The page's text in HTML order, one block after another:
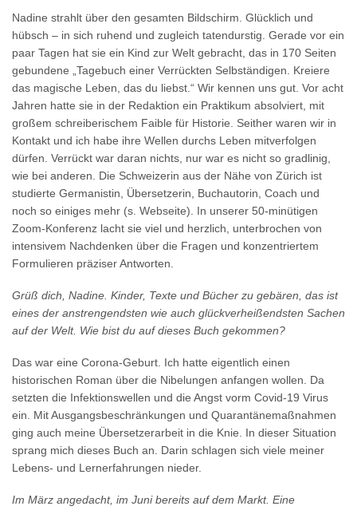
Nadine strahlt über den gesamten Bildschirm. Glücklich und
hübsch – in sich ruhend und zugleich tatendurstig. Gerade vor ein
paar Tagen hat sie ein Kind zur Welt gebracht, das in 170 Seiten
gebundene „Tagebuch einer Verrückten Selbständigen. Kreiere
das magische Leben, das du liebst.“ Wir kennen uns gut. Vor acht
Jahren hatte sie in der Redaktion ein Praktikum absolviert, mit
großem schreiberischem Faible für Historie. Seither waren wir in
Kontakt und ich habe ihre Wellen durchs Leben mitverfolgen
dürfen. Verrückt war daran nichts, nur war es nicht so gradlinig,
wie bei anderen. Die Schweizerin aus der Nähe von Zürich ist
studierte Germanistin, Übersetzerin, Buchautorin, Coach und
noch so einiges mehr (s. Webseite). In unserer 50-minütigen
Zoom-Konferenz lacht sie viel und herzlich, unterbrochen von
intensivem Nachdenken über die Fragen und konzentriertem
Formulieren präziser Antworten.
Grüß dich, Nadine. Kinder, Texte und Bücher zu gebären, das ist
eines der anstrengendsten wie auch glückverheißendsten Sachen
auf der Welt. Wie bist du auf dieses Buch gekommen?
Das war eine Corona-Geburt. Ich hatte eigentlich einen
historischen Roman über die Nibelungen anfangen wollen. Da
setzten die Infektionswellen und die Angst vorm Covid-19 Virus
ein. Mit Ausgangsbeschränkungen und Quarantänemaßnahmen
ging auch meine Übersetzerarbeit in die Knie. In dieser Situation
sprang mich dieses Buch an. Darin schlagen sich viele meiner
Lebens- und Lernerfahrungen nieder.
Im März angedacht, im Juni bereits auf dem Markt. Eine